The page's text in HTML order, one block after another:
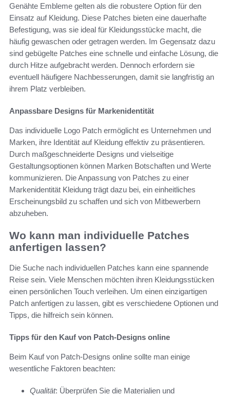
Genähte Embleme gelten als die robustere Option für den
Einsatz auf Kleidung. Diese Patches bieten eine dauerhafte
Befestigung, was sie ideal für Kleidungsstücke macht, die
häufig gewaschen oder getragen werden. Im Gegensatz dazu
sind gebügelte Patches eine schnelle und einfache Lösung, die
durch Hitze aufgebracht werden. Dennoch erfordern sie
eventuell häufigere Nachbesserungen, damit sie langfristig an
ihrem Platz verbleiben.
Anpassbare Designs für Markenidentität
Das individuelle Logo Patch ermöglicht es Unternehmen und
Marken, ihre Identität auf Kleidung effektiv zu präsentieren.
Durch maßgeschneiderte Designs und vielseitige
Gestaltungsoptionen können Marken Botschaften und Werte
kommunizieren. Die Anpassung von Patches zu einer
Markenidentität Kleidung trägt dazu bei, ein einheitliches
Erscheinungsbild zu schaffen und sich von Mitbewerbern
abzuheben.
Wo kann man individuelle Patches
anfertigen lassen?
Die Suche nach individuellen Patches kann eine spannende
Reise sein. Viele Menschen möchten ihren Kleidungsstücken
einen persönlichen Touch verleihen. Um einen einzigartigen
Patch anfertigen zu lassen, gibt es verschiedene Optionen und
Tipps, die hilfreich sein können.
Tipps für den Kauf von Patch-Designs online
Beim Kauf von Patch-Designs online sollte man einige
wesentliche Faktoren beachten:
Qualität: Überprüfen Sie die Materialien und